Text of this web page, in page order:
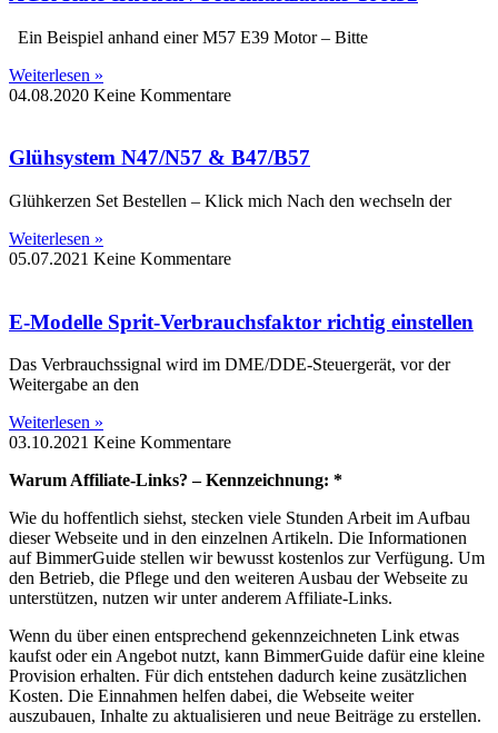
Ein Beispiel anhand einer M57 E39 Motor – Bitte
Weiterlesen »
04.08.2020 Keine Kommentare
Glühsystem N47/N57 & B47/B57
Glühkerzen Set Bestellen – Klick mich Nach den wechseln der
Weiterlesen »
05.07.2021 Keine Kommentare
E-Modelle Sprit-Verbrauchsfaktor richtig einstellen
Das Verbrauchssignal wird im DME/DDE-Steuergerät, vor der
Weitergabe an den
Weiterlesen »
03.10.2021 Keine Kommentare
Warum Affiliate-Links? – Kennzeichnung: *
Wie du hoffentlich siehst, stecken viele Stunden Arbeit im Aufbau
dieser Webseite und in den einzelnen Artikeln. Die Informationen
auf BimmerGuide stellen wir bewusst kostenlos zur Verfügung. Um
den Betrieb, die Pflege und den weiteren Ausbau der Webseite zu
unterstützen, nutzen wir unter anderem Affiliate-Links.
Wenn du über einen entsprechend gekennzeichneten Link etwas
kaufst oder ein Angebot nutzt, kann BimmerGuide dafür eine kleine
Provision erhalten. Für dich entstehen dadurch keine zusätzlichen
Kosten. Die Einnahmen helfen dabei, die Webseite weiter
auszubauen, Inhalte zu aktualisieren und neue Beiträge zu erstellen.